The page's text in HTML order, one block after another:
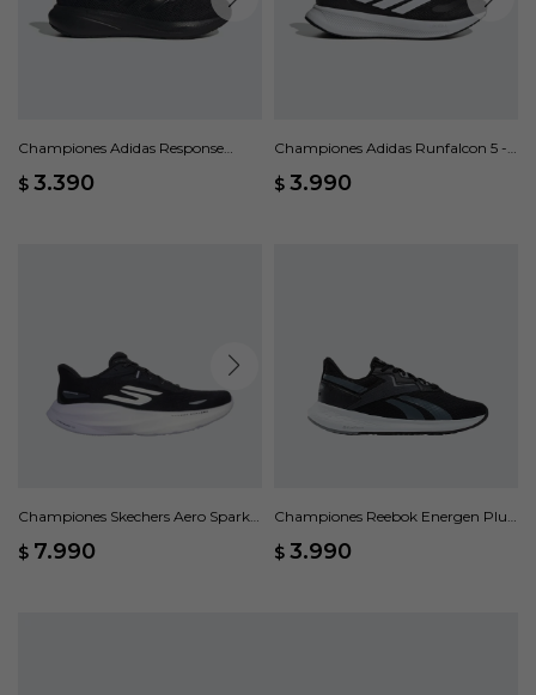
Championes Adidas Response
$ 3.390
Championes Adidas Runfalcon 5 -
$ 3.990
Championes Skechers Aero Spark -
$ 7.990
Championes Reebok Energen Plus
$ 3.990